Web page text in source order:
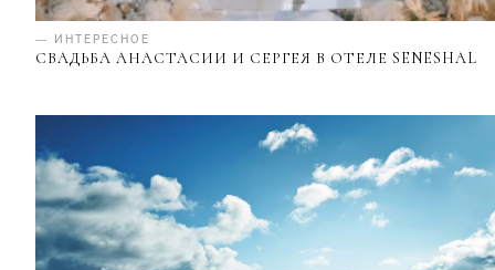
— ИНТЕРЕСНОЕ
СВАДЬБА АНАСТАСИИ И СЕРГЕЯ В ОТЕЛЕ SENESHAL